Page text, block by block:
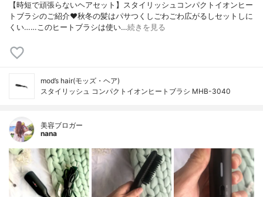
【時短で頑張らないヘアセット】スタイリッシュコンパクトイオンヒー
トブラシのご紹介♥︎秋冬の髪はパサつくしごわごわ広がるしセットしに
くい……このヒートブラシは使い…続きを見る
mod’s hair(モッズ・ヘア)
スタイリッシュ コンパクトイオンヒートブラシ MHB-3040
美容ブロガー
nana